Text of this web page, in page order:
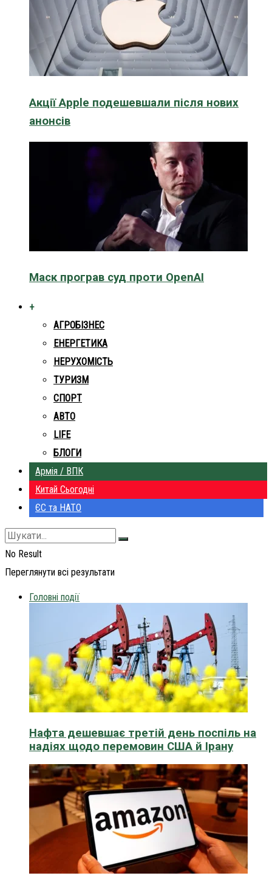
Акції Apple подешевшали після нових
анонсів
Маск програв суд проти OpenAI
+
АГРОБІЗНЕС
ЕНЕРГЕТИКА
НЕРУХОМІСТЬ
ТУРИЗМ
СПОРТ
АВТО
LIFE
БЛОГИ
Армія / ВПК
Китай Сьогодні
ЄС та НАТО
No Result
Переглянути всі результати
Головні події
Нафта дешевшає третій день поспіль на
надіях щодо перемовин США й Ірану